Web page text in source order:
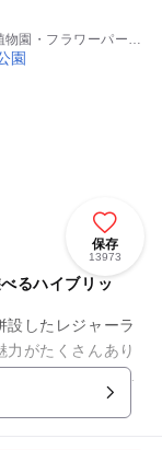
園・フラワーパー
保存
13973
るハイブリッ
設したレジャーラ
力がたくさんあり